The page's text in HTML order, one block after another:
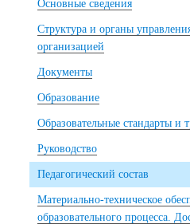
Основные сведения
Структура и органы
организацией
Документы
Образование
Образовательные стандарты и
Руководство
Педагогический состав
Материально-техническое
образовательного процесса.